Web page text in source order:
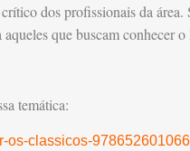
dos profissionais da
que buscam conhecer
temática:
os-classicos-